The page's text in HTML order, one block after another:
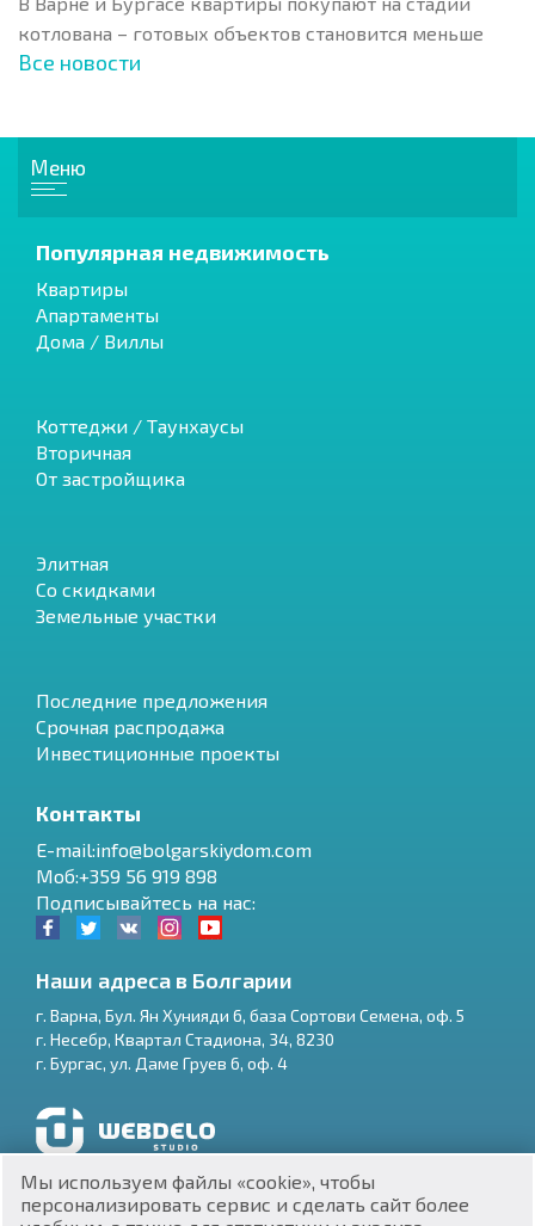
$
₽
котлована – готовых объектов становится меньше
Все новости
Меню
Популярная недвижимость
Квартиры
Апартаменты
Дома / Виллы
Коттеджи / Таунхаусы
Вторичная
От застройщика
Элитная
Со скидками
Земельные участки
Последние предложения
Срочная распродажа
Инвестиционные проекты
Контакты
E-mail:info@bolgarskiydom.com
Моб:+359 56 919 898
Подписывайтесь на нас:
Наши адреса в Болгарии
г. Варна, Бул. Ян Хунияди 6, база Сортови Семена, оф. 5
г. Несебр, Квартал Стадиона, 34, 8230
г. Бургас, ул. Даме Груев 6, оф. 4
Разработка и SEO продвижение сайтов
Мы используем файлы «cookie», чтобы
персонализировать сервис и сделать сайт более